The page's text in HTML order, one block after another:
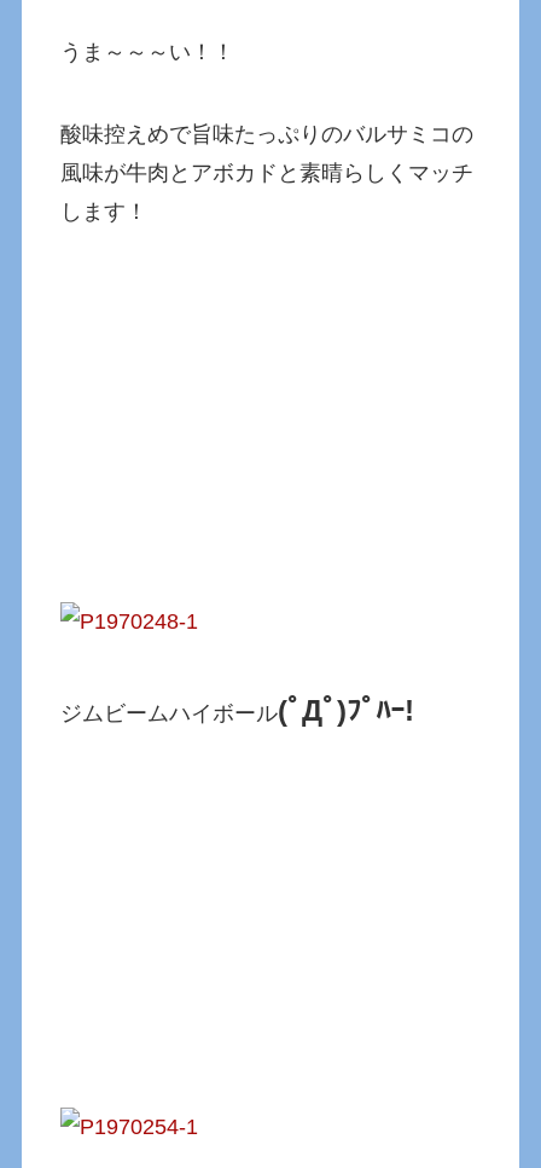
うま～～～い！！
酸味控えめで旨味たっぷりのバルサミコの
風味が牛肉とアボカドと素晴らしくマッチ
します！
ジムビームハイボール(ﾟДﾟ)ﾌﾟﾊｰ!